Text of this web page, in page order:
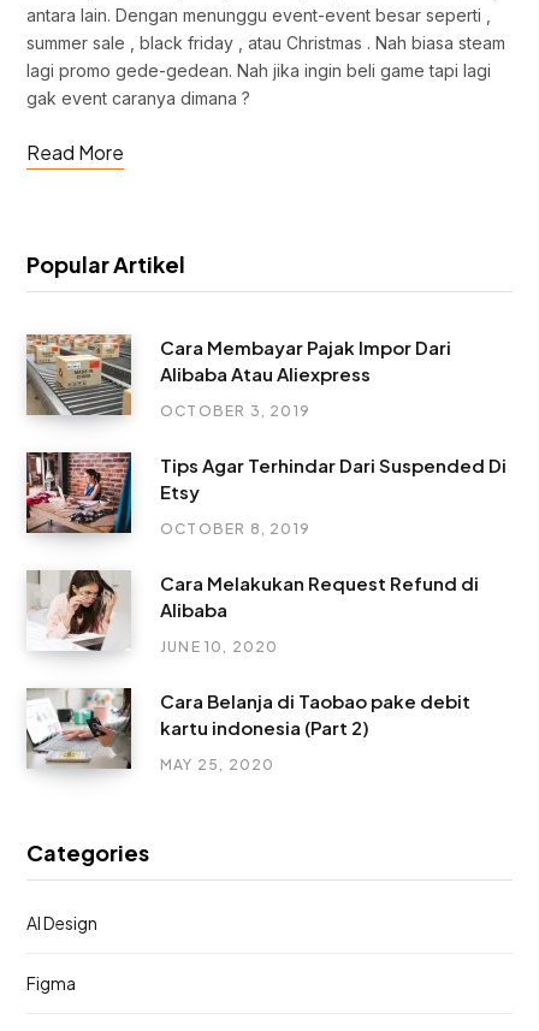
antara lain. Dengan menunggu event-event besar seperti ,
summer sale , black friday , atau Christmas . Nah biasa steam
lagi promo gede-gedean. Nah jika ingin beli game tapi lagi
gak event caranya dimana ?
Read More
Popular Artikel
Cara Membayar Pajak Impor Dari
Alibaba Atau Aliexpress
OCTOBER 3, 2019
Tips Agar Terhindar Dari Suspended Di
Etsy
OCTOBER 8, 2019
Cara Melakukan Request Refund di
Alibaba
JUNE 10, 2020
Cara Belanja di Taobao pake debit
kartu indonesia (Part 2)
MAY 25, 2020
Categories
AI Design
Figma